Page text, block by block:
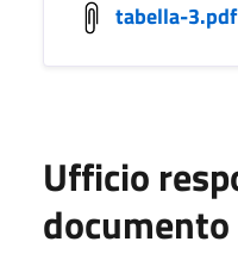
tabella-3.pdf
Ufficio
documento